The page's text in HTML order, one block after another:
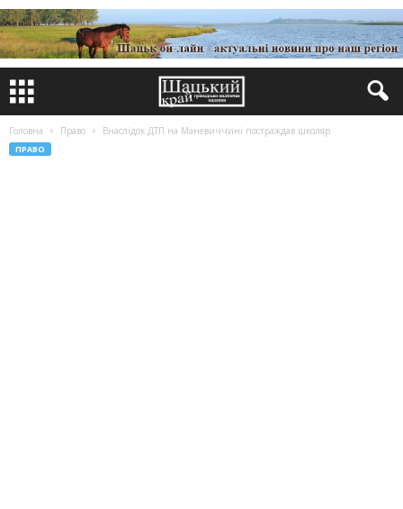
Головна Право Внаслідок ДТП на Маневиччині постраждав школяр
ПРАВО